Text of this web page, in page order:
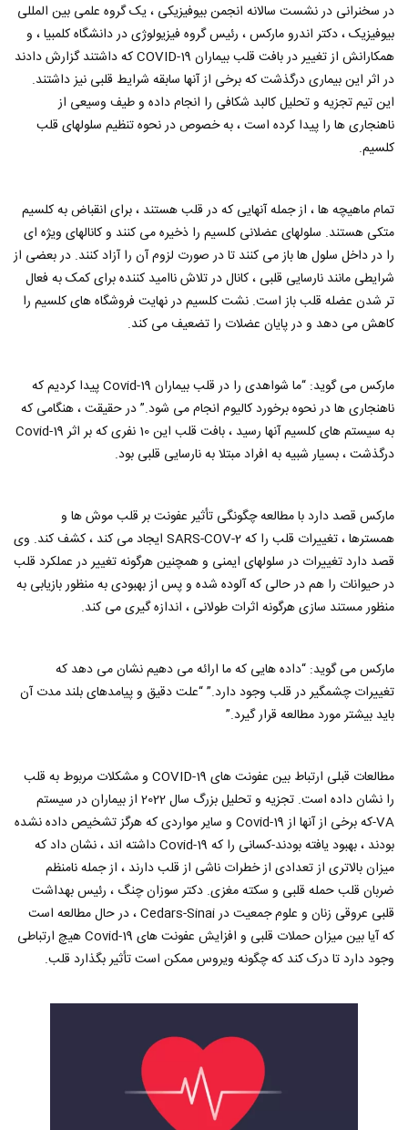
در سخنرانی در نشست سالانه انجمن بیوفیزیکی ، یک گروه علمی بین المللی
بیوفیزیک ، دکتر اندرو مارکس ، رئیس گروه فیزیولوژی در دانشگاه کلمبیا ، و
همکارانش از تغییر در بافت قلب بیماران COVID-19 که داشتند گزارش دادند
در اثر این بیماری درگذشت که برخی از آنها سابقه شرایط قلبی نیز داشتند.
این تیم تجزیه و تحلیل کالبد شکافی را انجام داده و طیف وسیعی از
ناهنجاری ها را پیدا کرده است ، به خصوص در نحوه تنظیم سلولهای قلب
کلسیم.
تمام ماهیچه ها ، از جمله آنهایی که در قلب هستند ، برای انقباض به کلسیم
متکی هستند. سلولهای عضلانی کلسیم را ذخیره می کنند و کانالهای ویژه ای
را در داخل سلول ها باز می کنند تا در صورت لزوم آن را آزاد کنند. در بعضی از
شرایطی مانند نارسایی قلبی ، کانال در تلاش ناامید کننده برای کمک به فعال
تر شدن عضله قلب باز است. نشت کلسیم در نهایت فروشگاه های کلسیم را
کاهش می دهد و در پایان عضلات را تضعیف می کند.
ماركس می گوید: “ما شواهدی را در قلب بیماران Covid-19 پیدا كردیم كه
ناهنجاری ها در نحوه برخورد كالیوم انجام می شود.” در حقیقت ، هنگامی که
به سیستم های کلسیم آنها رسید ، بافت قلب این 10 نفری که بر اثر Covid-19
درگذشت ، بسیار شبیه به افراد مبتلا به نارسایی قلبی بود.
ماركس قصد دارد با مطالعه چگونگی تأثیر عفونت بر قلب موش ها و
همسترها ، تغییرات قلب را كه SARS-COV-2 ایجاد می كند ، کشف كند. وی
قصد دارد تغییرات در سلولهای ایمنی و همچنین هرگونه تغییر در عملکرد قلب
در حیوانات را هم در حالی که آلوده شده و پس از بهبودی به منظور بازیابی به
منظور مستند سازی هرگونه اثرات طولانی ، اندازه گیری می کند.
ماركس می گوید: “داده هایی كه ما ارائه می دهیم نشان می دهد كه
تغییرات چشمگیر در قلب وجود دارد.” “علت دقیق و پیامدهای بلند مدت آن
باید بیشتر مورد مطالعه قرار گیرد.”
مطالعات قبلی ارتباط بین عفونت های COVID-19 و مشکلات مربوط به قلب
را نشان داده است. تجزیه و تحلیل بزرگ سال 2022 از بیماران در سیستم
VA-که برخی از آنها از Covid-19 و سایر مواردی که هرگز تشخیص داده نشده
بودند ، بهبود یافته بودند-کسانی را که Covid-19 داشته اند ، نشان داد که
میزان بالاتری از تعدادی از خطرات ناشی از قلب دارند ، از جمله نامنظم
ضربان قلب حمله قلبی و سکته مغزی. دکتر سوزان چنگ ، رئیس بهداشت
قلبی عروقی زنان و علوم جمعیت در Cedars-Sinai ، در حال مطالعه است
که آیا بین میزان حملات قلبی و افزایش عفونت های Covid-19 هیچ ارتباطی
وجود دارد تا درک کند که چگونه ویروس ممکن است تأثیر بگذارد قلب.